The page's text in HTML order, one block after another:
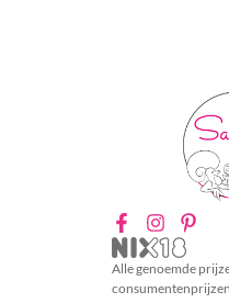
Alle genoemde
consumentenprijzen